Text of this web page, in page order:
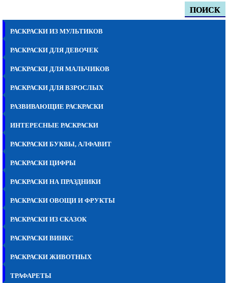
ПОИСК
РАСКРАСКИ ИЗ МУЛЬТИКОВ
РАСКРАСКИ ДЛЯ ДЕВОЧЕК
РАСКРАСКИ ДЛЯ МАЛЬЧИКОВ
РАСКРАСКИ ДЛЯ ВЗРОСЛЫХ
РАЗВИВАЮЩИЕ РАСКРАСКИ
ИНТЕРЕСНЫЕ РАСКРАСКИ
РАСКРАСКИ БУКВЫ, АЛФАВИТ
РАСКРАСКИ ЦИФРЫ
РАСКРАСКИ НА ПРАЗДНИКИ
РАСКРАСКИ ОВОЩИ И ФРУКТЫ
РАСКРАСКИ ИЗ СКАЗОК
РАСКРАСКИ ВИНКС
РАСКРАСКИ ЖИВОТНЫХ
ТРАФАРЕТЫ